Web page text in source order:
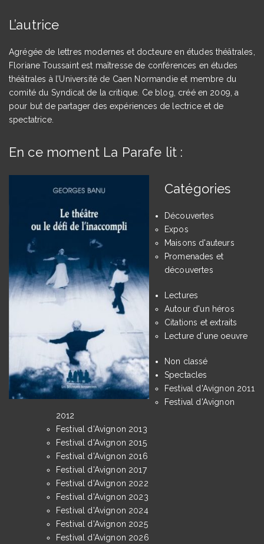
L’autrice
Agrégée de lettres modernes et docteure en études théâtrales,
Floriane Toussaint est maîtresse de conférences en études
théâtrales à l’Université de Caen Normandie et membre du
comité du Syndicat de la critique. Ce blog, créé en 2009, a
pour but de partager des expériences de lectrice et de
spectatrice.
En ce moment La Parafe lit :
Catégories
Découvertes
Expos
Maisons d'auteurs
Promenades et
découvertes
Lectures
Autour d'un héros
Citations et extraits
Lecture d'une oeuvre
Non classé
Spectacles
Festival d'Avignon 2011
Festival d'Avignon
2012
Festival d'Avignon 2013
Festival d'Avignon 2015
Festival d'Avignon 2016
Festival d'Avignon 2017
Festival d'Avignon 2022
Festival d'Avignon 2023
Festival d'Avignon 2024
Festival d'Avignon 2025
Festival d'Avignon 2026